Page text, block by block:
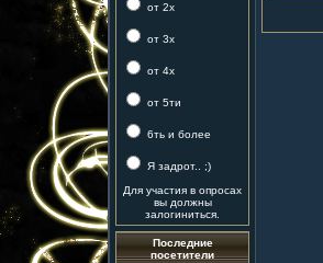
от 2х
от 3х
от 4х
от 5ти
6ть и более
Я задрот.. ;)
Для участия в опросах
вы должны
залогиниться.
Последние
посетители